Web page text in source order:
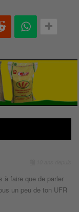
à faire que de parler
un peu de ton UFR